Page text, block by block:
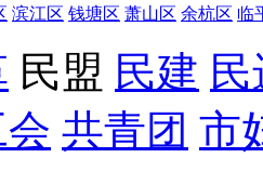
滨江区 钱塘区 萧山区 余杭区 临
民盟 民建
共青团 市